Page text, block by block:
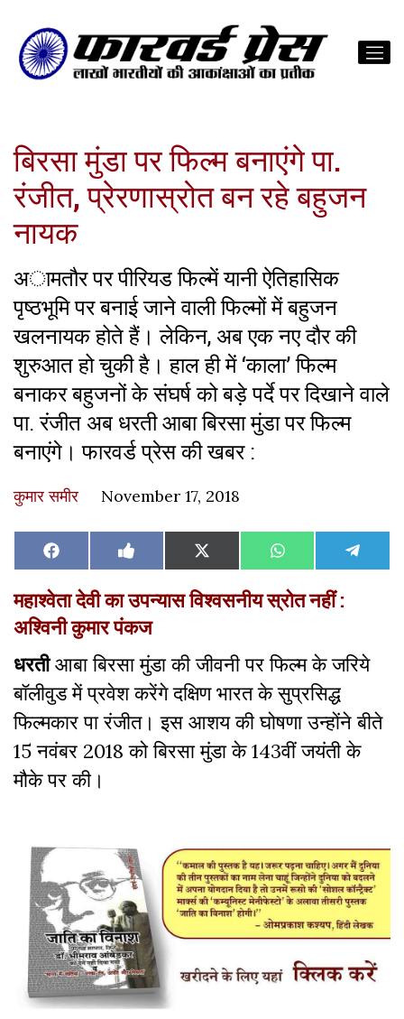
बिरसा मुंडा पर फिल्म बनाएंगे पा.
रंजीत, प्रेरणास्रोत बन रहे बहुजन
नायक
अामतौर पर पीरियड फिल्में यानी ऐतिहासिक
पृष्ठभूमि पर बनाई जाने वाली फिल्मों में बहुजन
खलनायक होते हैं। लेकिन, अब एक नए दौर की
शुरुआत हो चुकी है। हाल ही में ‘काला’ फिल्म
बनाकर बहुजनों के संघर्ष को बड़े पर्दे पर दिखाने वाले
पा. रंजीत अब धरती आबा बिरसा मुंडा पर फिल्म
बनाएंगे। फारवर्ड प्रेस की खबर :
कुमार समीर November 17, 2018
Share
on
Facebook Share
on
Like
on
Facebook
Share
on
X
(Twitter)
Share
on
WhatsAppShare
on
महाश्वेता देवी का उपन्यास विश्वसनीय स्रोत नहीं :
अश्विनी कुमार पंकज
धरतीआबा बिरसा मुंडा की जीवनी पर फिल्म के जरिये
बॉलीवुड में प्रवेश करेंगे दक्षिण भारत के सुप्रसिद्ध
फिल्मकार पा रंजीत। इस आशय की घोषणा उन्होंने बीते
15 नवंबर 2018 को बिरसा मुंडा के 143वीं जयंती के
मौके पर की।